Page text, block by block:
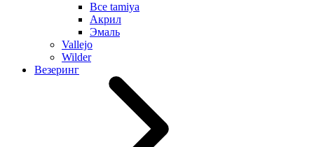
Все tamiya
Акрил
Эмаль
Vallejo
Wilder
Везеринг